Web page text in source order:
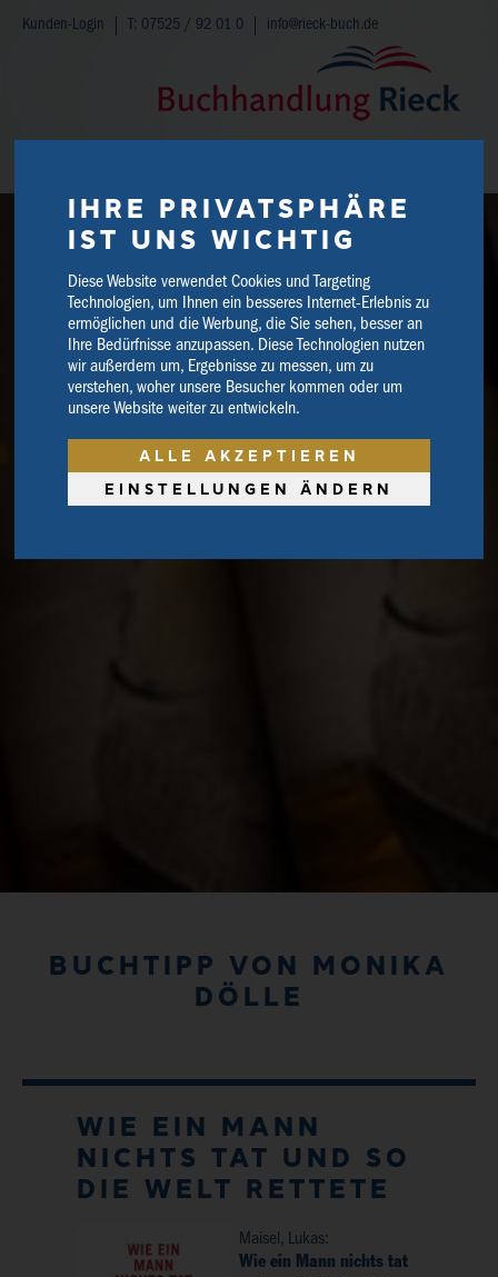
IHRE PRIVATSPHÄRE
IST UNS WICHTIG
Diese Website verwendet Cookies und Targeting
Technologien, um Ihnen ein besseres Internet-Erlebnis zu
ermöglichen und die Werbung, die Sie sehen, besser an
Ihre Bedürfnisse anzupassen. Diese Technologien nutzen
wir außerdem um, Ergebnisse zu messen, um zu
verstehen, woher unsere Besucher kommen oder um
unsere Website weiter zu entwickeln.
ALLE AKZEPTIEREN
EINSTELLUNGEN ÄNDERN
Kunden-Login T: 07525 / 92 01 0 info@rieck-buch.de
BUCHTIPP VON MONIKA
DÖLLE
WIE EIN MANN
NICHTS TAT UND SO
DIE WELT RETTETE
Maisel, Lukas:
Wie ein Mann nichts tat